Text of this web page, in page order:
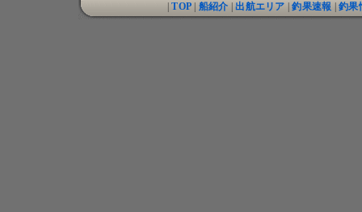
|TOP 船紹介 |出航エリア |釣果速報 |釣果